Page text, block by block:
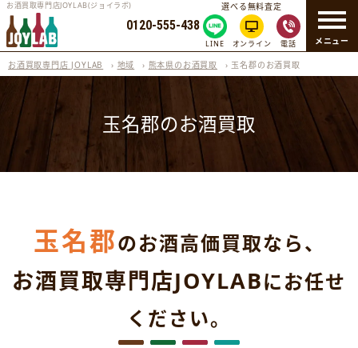
メニュー
お酒買取専門店JOYLAB(ジョイラボ)
0120-555-438
選べる無料査定
LINE オンライン 電話
お酒買取専門店 JOYLAB › 地域 › 熊本県のお酒買取 › 玉名郡のお酒買取
玉名郡のお酒買取
玉名郡のお酒高価買取なら、
お酒買取専門店JOYLABにお任せ
ください。